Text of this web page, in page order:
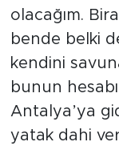
olacağım.
bende belki
kendini
bunun
Antalya’ya
yatak dahi